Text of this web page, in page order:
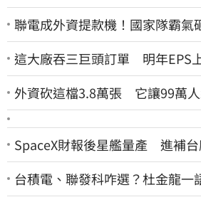
聯電成外資提款機！國家隊霸氣
這大廠吞三巨頭訂單 明年EPS
外資砍這檔3.8萬張 它讓99萬
SpaceX財報後星艦量產 進補台
台積電、聯發科咋選？杜金龍一